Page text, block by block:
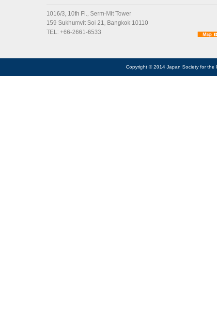
1016/3, 10th Fl., Serm-Mit Tower
159 Sukhumvit Soi 21, Bangkok 10110
TEL: +66-2661-6533
Copyright © 2014 Japan Society for the